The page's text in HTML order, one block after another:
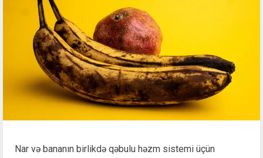
Nar və bananın birlikdə qəbulu həzm sistemi üçün